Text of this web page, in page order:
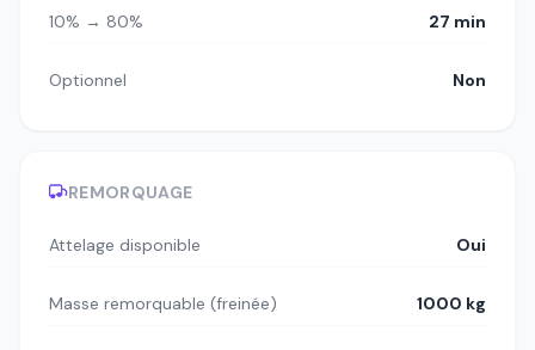
10% → 80% 27 min
Optionnel Non
REMORQUAGE
Attelage disponible Oui
Masse remorquable (freinée) 1000 kg